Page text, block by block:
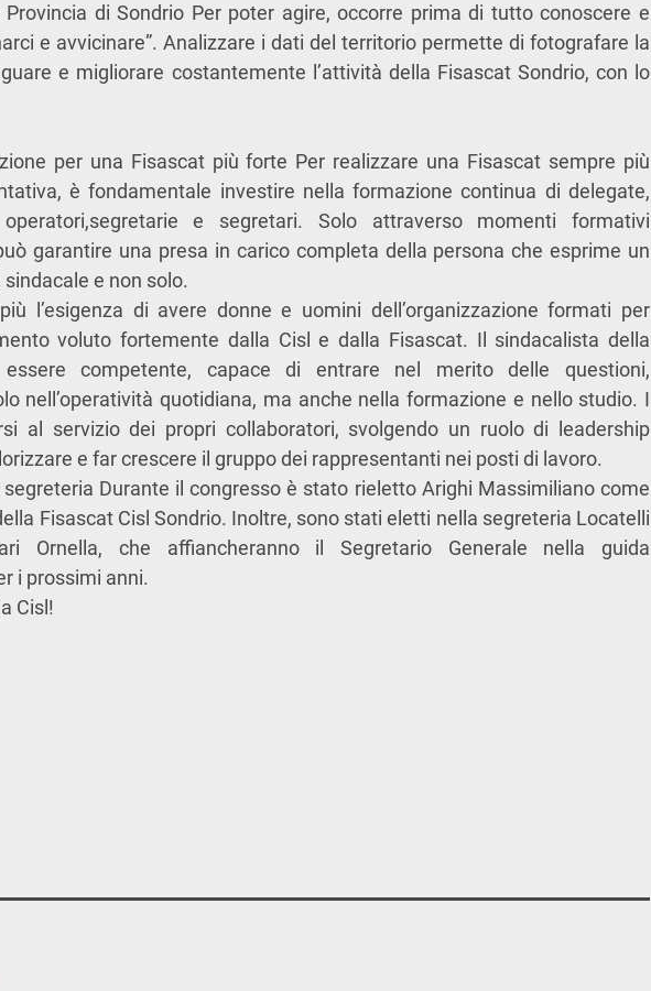
di Sondrio Per poter agire, occorre prima di tutto conoscere e
e avvicinare”. Analizzare i dati del territorio permette di fotografare la
e migliorare costantemente l’attività della Fisascat Sondrio, con lo
per una Fisascat più forte Per realizzare una Fisascat sempre più
è fondamentale investire nella formazione continua di delegate,
e segretari. Solo attraverso momenti formativi
garantire una presa in carico completa della persona che esprime un
e non solo.
l’esigenza di avere donne e uomini dell’organizzazione formati per
voluto fortemente dalla Cisl e dalla Fisascat. Il sindacalista della
competente, capace di entrare nel merito delle questioni,
nell’operatività quotidiana, ma anche nella formazione e nello studio. I
al servizio dei propri collaboratori, svolgendo un ruolo di leadership
e far crescere il gruppo dei rappresentanti nei posti di lavoro.
Durante il congresso è stato rieletto Arighi Massimiliano come
Fisascat Cisl Sondrio. Inoltre, sono stati eletti nella segreteria Locatelli
Ornella, che affiancheranno il Segretario Generale nella guida
i prossimi anni.
Cisl!